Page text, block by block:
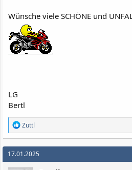
Wünsche viele SCHÖNE und
LG
Bertl
R
e
a
k
t
Zuttl
17.01.2025